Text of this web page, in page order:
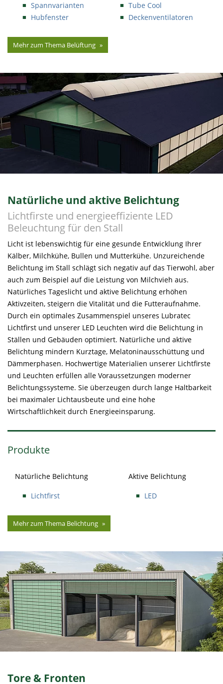
Spannvarianten
Hubfenster
Tube Cool
Deckenventilatoren
Mehr zum Thema Belüftung
Natürliche und aktive Belichtung
Lichtfirste und energieeffiziente LED
Beleuchtung für den Stall
Licht ist lebenswichtig für eine gesunde Entwicklung Ihrer
Kälber, Milchkühe, Bullen und Mutterkühe. Unzureichende
Belichtung im Stall schlägt sich negativ auf das Tierwohl, aber
auch zum Beispiel auf die Leistung von Milchvieh aus.
Natürliches Tageslicht und aktive Belichtung erhöhen
Aktivzeiten, steigern die Vitalität und die Futteraufnahme.
Durch ein optimales Zusammenspiel unseres Lubratec
Lichtfirst und unserer LED Leuchten wird die Belichtung in
Ställen und Gebäuden optimiert. Natürliche und aktive
Belichtung mindern Kurztage, Melatoninausschüttung und
Dämmerphasen. Hochwertige Materialien unserer Lichtfirste
und Leuchten erfüllen alle Voraussetzungen moderner
Belichtungssysteme. Sie überzeugen durch lange Haltbarkeit
bei maximaler Lichtausbeute und eine hohe
Wirtschaftlichkeit durch Energieeinsparung.
Produkte
Natürliche Belichtung
Lichtfirst
Aktive Belichtung
LED
Mehr zum Thema Belichtung
Tore & Fronten